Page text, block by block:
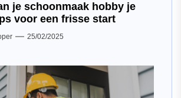
je schoonmaak hobby je
voor een frisse start
25/02/2025